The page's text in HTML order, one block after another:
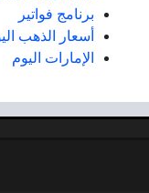
برنامج فواتير
أسعار الذهب
الإمارات اليوم